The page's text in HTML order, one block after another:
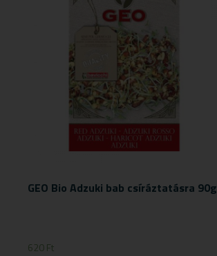
GEO Bio Adzuki bab csíráztatásra 90g
620Ft